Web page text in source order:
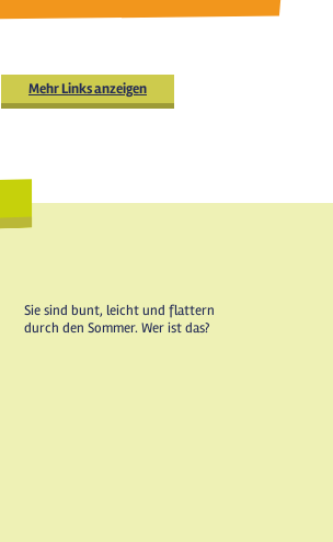
Mehr Links anzeigen
Sie sind bunt, leicht und flattern
durch den Sommer. Wer ist das?